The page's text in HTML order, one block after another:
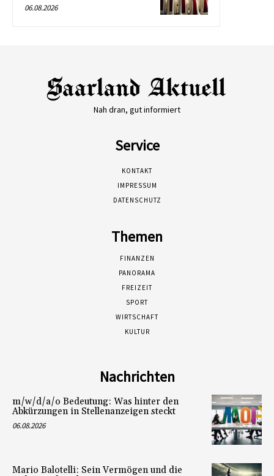
06.08.2026
Nah dran, gut informiert
Service
KONTAKT
IMPRESSUM
DATENSCHUTZ
Themen
FINANZEN
PANORAMA
FREIZEIT
SPORT
WIRTSCHAFT
KULTUR
Nachrichten
m/w/d/a/o Bedeutung: Was hinter den
Abkürzungen in Stellenanzeigen steckt
06.08.2026
Mario Balotelli: Sein Vermögen und die